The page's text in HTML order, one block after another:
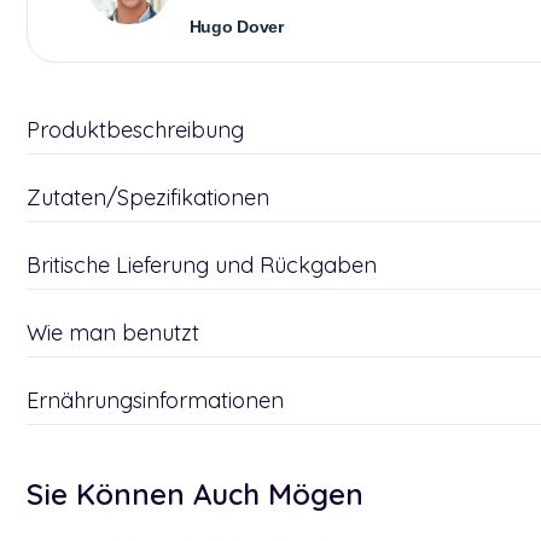
Hugo Dover
Produktbeschreibung
Zutaten/Spezifikationen
Britische Lieferung und Rückgaben
Wie man benutzt
Ernährungsinformationen
Sie Können Auch Mögen